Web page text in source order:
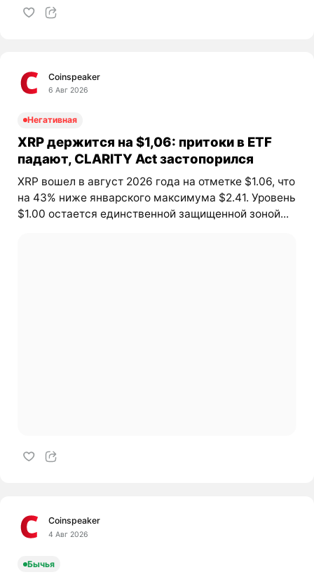
Coinspeaker
6 Авг 2026
Негативная
XRP держится на $1,06: притоки в ETF
падают, CLARITY Act застопорился
XRP вошел в август 2026 года на отметке $1.06, что
на 43% ниже январского максимума $2.41. Уровень
$1.00 остается единственной защищенной зоной...
Coinspeaker
4 Авг 2026
Бычья